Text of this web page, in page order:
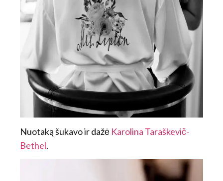
Nuotaką šukavo ir dažė Karolina Taraškevič-
Bethel.